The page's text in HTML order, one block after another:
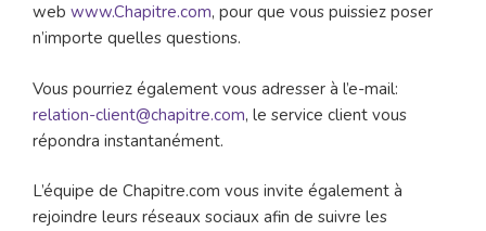
web www.Chapitre.com, pour que vous puissiez poser
n’importe quelles questions.
Vous pourriez également vous adresser à l’e-mail:
relation-client@chapitre.com, le service client vous
répondra instantanément.
L’équipe de Chapitre.com vous invite également à
rejoindre leurs réseaux sociaux afin de suivre les